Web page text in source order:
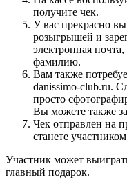
получите чек.
У вас прекрасно
розыгрышей и
электронная
фамилию.
Вам также
danissimo-club.ru.
просто
Вы можете также
Чек отправлен на
станете
Участник может
главный подарок.